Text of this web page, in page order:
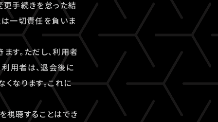
更手続きを怠った結
一切責任を負いま
す。ただし、利用者
用者は、退会後に
なります。これに
視聴することはでき